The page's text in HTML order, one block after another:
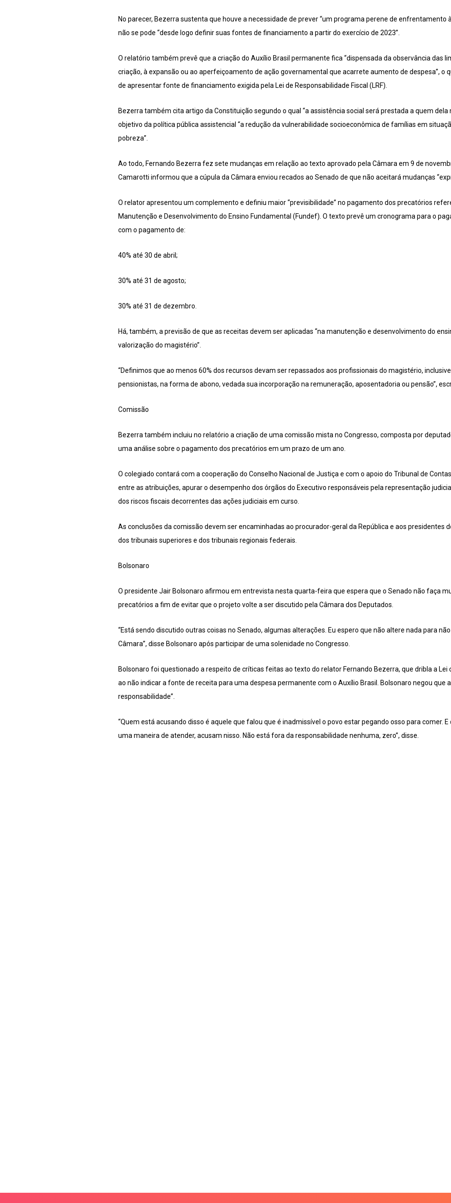
No parecer, Bezerra sustenta que houve a necessidade de prever “um programa perene de enfrentamento
não se pode “desde logo definir suas fontes de financiamento a partir do exercício de 2023”.
O relatório também prevê que a criação do Auxílio Brasil permanente fica “dispensada da observância das
criação, à expansão ou ao aperfeiçoamento de ação governamental que acarrete aumento de despesa”, o
de apresentar fonte de financiamento exigida pela Lei de Responsabilidade Fiscal (LRF).
Bezerra também cita artigo da Constituição segundo o qual “a assistência social será prestada a quem dela
objetivo da política pública assistencial “a redução da vulnerabilidade socioeconômica de famílias em
pobreza”.
Ao todo, Fernando Bezerra fez sete mudanças em relação ao texto aprovado pela Câmara em 9 de
Camarotti informou que a cúpula da Câmara enviou recados ao Senado de que não aceitará mudanças
O relator apresentou um complemento e definiu maior “previsibilidade” no pagamento dos precatórios
Manutenção e Desenvolvimento do Ensino Fundamental (Fundef). O texto prevê um cronograma para o
com o pagamento de:
40% até 30 de abril;
30% até 31 de agosto;
30% até 31 de dezembro.
Há, também, a previsão de que as receitas devem ser aplicadas “na manutenção e desenvolvimento do
valorização do magistério”.
“Definimos que ao menos 60% dos recursos devam ser repassados aos profissionais do magistério,
pensionistas, na forma de abono, vedada sua incorporação na remuneração, aposentadoria ou pensão”,
Comissão
Bezerra também incluiu no relatório a criação de uma comissão mista no Congresso, composta por
uma análise sobre o pagamento dos precatórios em um prazo de um ano.
O colegiado contará com a cooperação do Conselho Nacional de Justiça e com o apoio do Tribunal de
entre as atribuições, apurar o desempenho dos órgãos do Executivo responsáveis pela representação
dos riscos fiscais decorrentes das ações judiciais em curso.
As conclusões da comissão devem ser encaminhadas ao procurador-geral da República e aos presidentes
dos tribunais superiores e dos tribunais regionais federais.
Bolsonaro
O presidente Jair Bolsonaro afirmou em entrevista nesta quarta-feira que espera que o Senado não faça
precatórios a fim de evitar que o projeto volte a ser discutido pela Câmara dos Deputados.
“Está sendo discutido outras coisas no Senado, algumas alterações. Eu espero que não altere nada para
Câmara”, disse Bolsonaro após participar de uma solenidade no Congresso.
Bolsonaro foi questionado a respeito de críticas feitas ao texto do relator Fernando Bezerra, que dribla a Lei
ao não indicar a fonte de receita para uma despesa permanente com o Auxílio Brasil. Bolsonaro negou que
responsabilidade”.
“Quem está acusando disso é aquele que falou que é inadmissível o povo estar pegando osso para comer.
uma maneira de atender, acusam nisso. Não está fora da responsabilidade nenhuma, zero”, disse.